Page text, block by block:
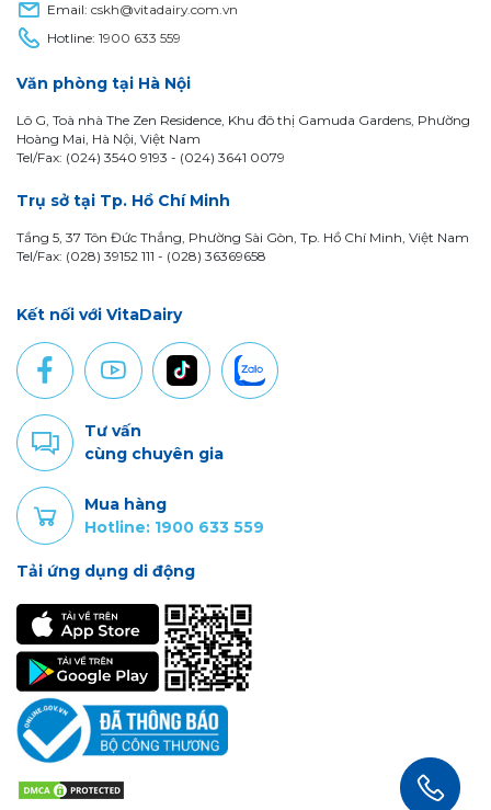
Email:cskh@vitadairy.com.vn
Hotline:1900 633 559
Văn phòng tại Hà Nội
Lô G, Toà nhà The Zen Residence, Khu đô thị Gamuda Gardens, Phường
Hoàng Mai, Hà Nội, Việt Nam
Tel/Fax: (024) 3540 9193 - (024) 3641 0079
Trụ sở tại Tp. Hồ Chí Minh
Tầng 5, 37 Tôn Đức Thắng, Phường Sài Gòn, Tp. Hồ Chí Minh, Việt Nam
Tel/Fax: (028) 39152 111 - (028) 36369658
Kết nối với VitaDairy
Tư vấn
cùng chuyên gia
Mua hàng
Hotline: 1900 633 559
Tải ứng dụng di động